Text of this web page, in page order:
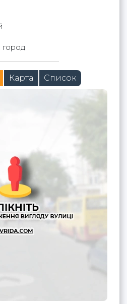
город
Карта Список